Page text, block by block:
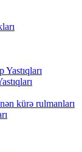
kürə rulmanları